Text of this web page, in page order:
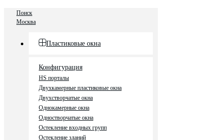
Поиск
Москва
Пластиковые окна
Конфигурация
HS порталы
Двухкамерные пластиковые окна
Двухстворчатые окна
Однокамерные окна
Одностворчатые окна
Остекление входных групп
Остекление зданий